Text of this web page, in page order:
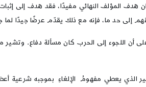
هدف المؤلف النهائي مفيدًا، فقد هدف إلى
إلى حد ما، فإنه مع ذلك يقدّم عرضًا جيدًا
اللجوء إلى الحرب كان مسألة دفاع. وتشير
الذي يعطي مفهومُ الإلغاءِ بموجبه شرعية